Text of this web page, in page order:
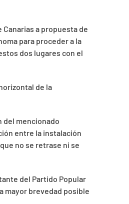
a propuesta de
para proceder a la
dos lugares con el
de la
del mencionado
entre la instalación
no se retrase ni se
del Partido Popular
mayor brevedad posible